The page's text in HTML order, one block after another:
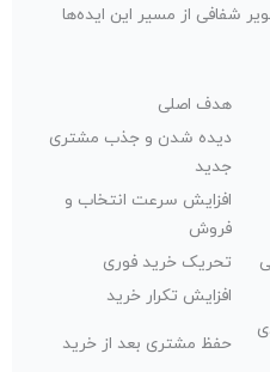
شفافی از مسیر این ایده‌ها
هدف اصلی
دیده شدن و جذب مشتری
جدید
افزایش سرعت انتخاب و
فروش
تحریک خرید فوری
افزایش تکرار خرید
حفظ مشتری بعد از خرید